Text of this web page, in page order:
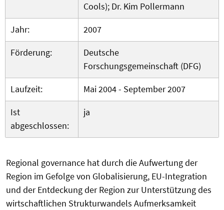
Cools); Dr. Kim Pollermann
Jahr:
2007
Förderung:
Deutsche
Forschungsgemeinschaft (DFG)
Laufzeit:
Mai 2004 - September 2007
Ist
abgeschlossen:
ja
Regional governance hat durch die Aufwertung der
Region im Gefolge von Globalisierung, EU-Integration
und der Entdeckung der Region zur Unterstützung des
wirtschaftlichen Strukturwandels Aufmerksamkeit